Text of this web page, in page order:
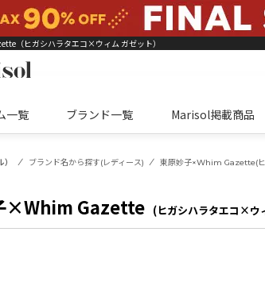
（ヒガシハラタエコ×ウィム ガゼット）
一覧 ブランド一覧 Marisol掲載商品
ブランド名から探す(レディース) 東原妙子×Whim Gazette(ヒ
×Whim Gazette (ヒガシハラタエコ×ウ